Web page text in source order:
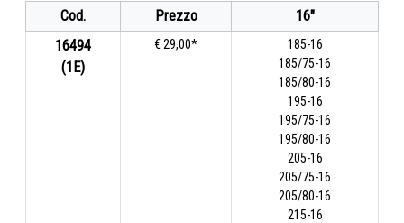
Cod. Prezzo
16"
16494
(1E)
€ 29,00*
185-16
185/75-16
185/80-16
195-16
195/75-16
195/80-16
205-16
205/75-16
205/80-16
215-16